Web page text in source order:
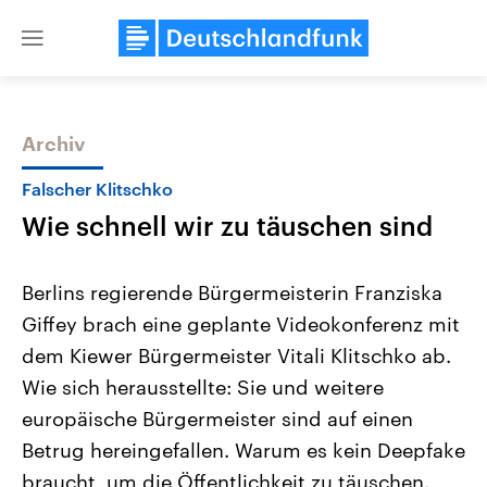
Close
Themen
Landtagswahl Sachsen-Anhalt
2026
Alle Informationen
Sachsen-Anhalt wählt am 6.
September 2026 einen neuen
Landtag. Seit 2021 wird das
Bundesland von einer Koalition aus
USA
Aktuelle Beiträge,
Hintergründe
Wirtschaftlich und
gehören die Vereinigten
den mächtigsten Ländern
mit großem Einfluss auf
Archiv
Falscher Klitschko
Wie schnell wir zu täuschen sind
Berlins regierende Bürgermeisterin Franziska
Giffey brach eine geplante Videokonferenz mit
dem Kiewer Bürgermeister Vitali Klitschko ab.
Wie sich herausstellte: Sie und weitere
europäische Bürgermeister sind auf einen
Betrug hereingefallen. Warum es kein Deepfake
braucht, um die Öffentlichkeit zu täuschen.